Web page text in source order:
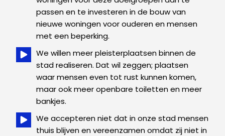
passen en te investeren in de bouw van
nieuwe woningen voor ouderen en mensen
met een beperking.
We willen meer pleisterplaatsen binnen de
stad realiseren. Dat wil zeggen; plaatsen
waar mensen even tot rust kunnen komen,
maar ook meer openbare toiletten en meer
bankjes.
We accepteren niet dat in onze stad mensen
thuis blijven en vereenzamen omdat zij niet in